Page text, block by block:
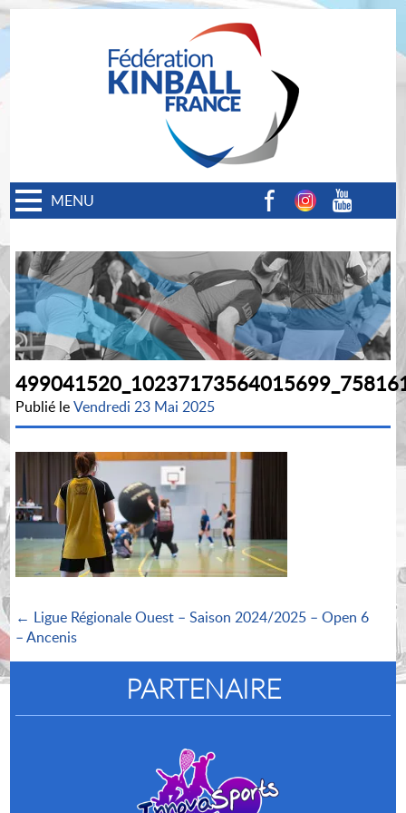
MENU
Publié leVendredi 23 Mai 2025
← Ligue Régionale Ouest – Saison 2024/2025 – Open 6
– Ancenis
PARTENAIRE